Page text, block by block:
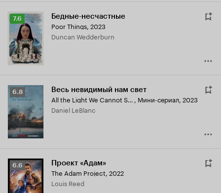
Рейтинг
Кинопоиска
7.6
7.6 Бедные-несчастные
Poor Things, 2023
Duncan Wedderburn
Рейтинг
Кинопоиска
6.8
6.8 Весь невидимый нам свет
All the Light We Cannot See , Мини-сериал, 2023
Daniel LeBlanc
Рейтинг
Кинопоиска
6.6
6.6 Проект «Адам»
The Adam Project, 2022
Louis Reed